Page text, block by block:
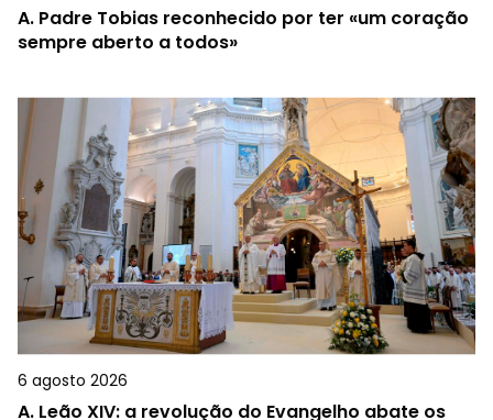
A. Padre Tobias reconhecido por ter «um coração
sempre aberto a todos»
6 agosto 2026
A. Leão XIV: a revolução do Evangelho abate os